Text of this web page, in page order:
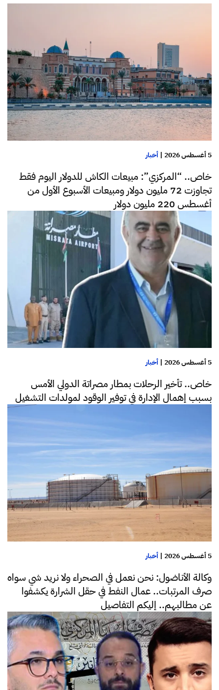
5 أغسطس 2026 | أخبار
خاص.. “المركزي”: مبيعات الكاش للدولار اليوم فقط
تجاوزت 72 مليون دولار ومبيعات الأسبوع الأول من
أغسطس 220 مليون دولار
5 أغسطس 2026 | أخبار
خاص.. تأخير الرحلات بمطار مصراتة الدولي الأمس
بسبب إهمال الإدارة في توفير الوقود لمولدات التشغيل
5 أغسطس 2026 | أخبار
وكالة الأناضول: نحن نعمل في الصحراء ولا نريد شي سواه
صرف المرتبات.. عمال النفط في حقل الشرارة يكشفوا
عن مطالبهم.. إليكم التفاصيل